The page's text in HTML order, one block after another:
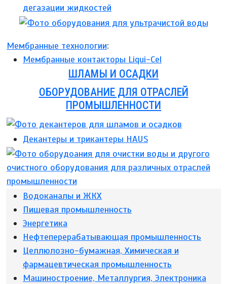
дегазации жидкостей
Мембранные технологии:
Мембранные контакторы Liqui-Cel
ШЛАМЫ И ОСАДКИ
ОБОРУДОВАНИЕ ДЛЯ ОТРАСЛЕЙ
ПРОМЫШЛЕННОСТИ
Декантеры и трикантеры HAUS
Водоканалы и ЖКХ
Пищевая промышленность
Энергетика
Нефтеперерабатывающая промышленность
Целлюлозно-бумажная, Химическая и
фармацевтическая промышленность
Машиностроение, Металлургия, Электроника